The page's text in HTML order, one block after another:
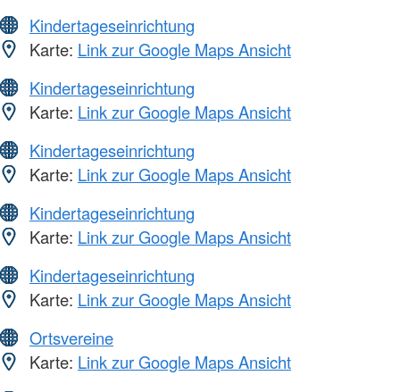
Kindertageseinrichtung
Karte: Link zur Google Maps Ansicht
Kindertageseinrichtung
Karte: Link zur Google Maps Ansicht
Kindertageseinrichtung
Karte: Link zur Google Maps Ansicht
Kindertageseinrichtung
Karte: Link zur Google Maps Ansicht
Kindertageseinrichtung
Karte: Link zur Google Maps Ansicht
Ortsvereine
Karte: Link zur Google Maps Ansicht